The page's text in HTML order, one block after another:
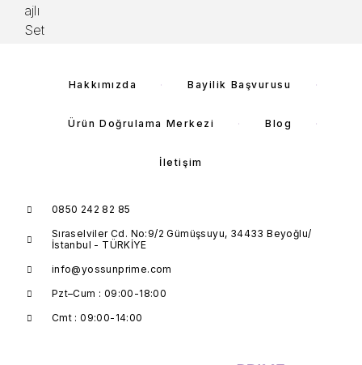
Hakkımızda Bayilik Başvurusu
Ürün Doğrulama Merkezi Blog
İletişim
0850 242 82 85
Sıraselviler Cd. No:9/2 Gümüşsuyu, 34433 Beyoğlu/
İstanbul - TÜRKİYE
info@yossunprime.com
Pzt–Cum : 09:00-18:00
Cmt : 09:00-14:00